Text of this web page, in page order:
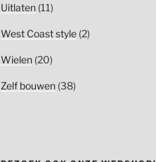
Uitlaten(11)
West Coast style(2)
Wielen(20)
Zelf bouwen(38)